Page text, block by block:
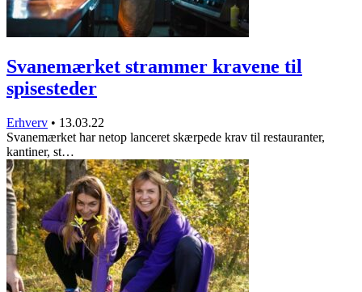
Svanemærket strammer kravene til
spisesteder
Erhverv • 13.03.22
Svanemærket har netop lanceret skærpede krav til restauranter,
kantiner, st…